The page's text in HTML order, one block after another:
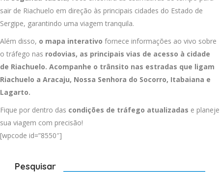
sair de Riachuelo em direção às principais cidades do Estado de
Sergipe, garantindo uma viagem tranquila.
Além disso, o mapa interativo fornece informações ao vivo sobre
o tráfego nas rodovias, as principais vias de acesso à cidade
de Riachuelo. Acompanhe o trânsito nas estradas que ligam
Riachuelo a Aracaju, Nossa Senhora do Socorro, Itabaiana e
Lagarto.
Fique por dentro das condições de tráfego atualizadas e planeje
sua viagem com precisão!
[wpcode id=”8550″]
Pesquisar